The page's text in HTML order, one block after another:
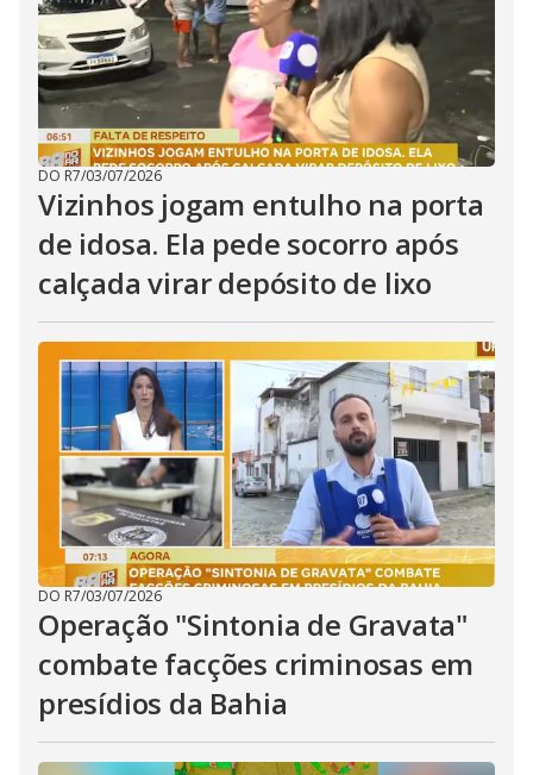
i
d
e
o
DO R7/03/07/2026
Vizinhos jogam entulho na porta
de idosa. Ela pede socorro após
calçada virar depósito de lixo
DO R7/03/07/2026
Operação "Sintonia de Gravata"
combate facções criminosas em
presídios da Bahia